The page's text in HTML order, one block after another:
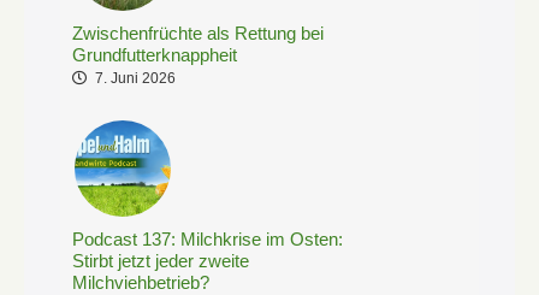
Zwischenfrüchte als Rettung bei
Grundfutterknappheit
7. Juni 2026
Podcast 137: Milchkrise im Osten:
Stirbt jetzt jeder zweite
Milchviehbetrieb?